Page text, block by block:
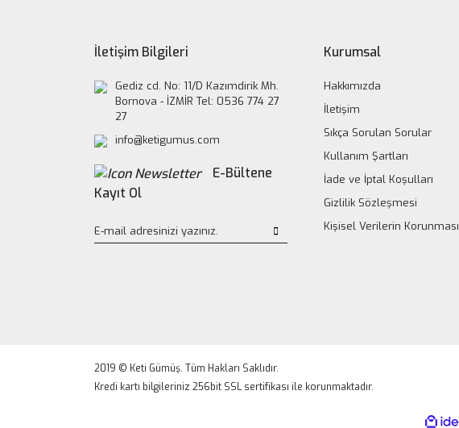
İletişim Bilgileri
Gediz cd. No: 11/D Kazımdirik Mh.
Bornova - İZMİR Tel: 0536 774 27
27
info@ketigumus.com
E-Bültene
Kayıt Ol
Kurumsal
Hakkımızda
İletişim
Sıkça Sorulan Sorular
Kullanım Şartları
İade ve İptal Koşulları
Gizlilik Sözleşmesi
Kişisel Verilerin Korunması
2019 © Keti Gümüş. Tüm Hakları Saklıdır.
Kredi kartı bilgileriniz 256bit SSL sertifikası ile korunmaktadır.